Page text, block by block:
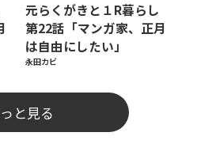
元らくがきと１R暮らし
第22話「マンガ家、正月
は自由にしたい」
永田カビ
と見る